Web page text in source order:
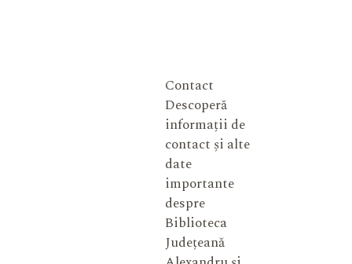
Contact
Descoperă
informații de
contact și alte
date
importante
despre
Biblioteca
Județeană